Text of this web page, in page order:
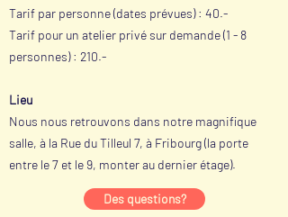
Tarif par personne (dates prévues) : 40.-
Tarif pour un atelier privé sur demande (1 - 8
personnes) : 210.-
Lieu
Nous nous retrouvons dans notre magnifique
salle, à la Rue du Tilleul 7, à Fribourg (la porte
entre le 7 et le 9, monter au dernier étage).
Des questions?